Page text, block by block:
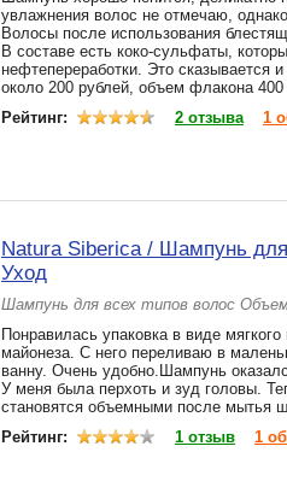
увлажнения волос не отмечаю,
Волосы после использования
В составе есть коко-сульфаты,
нефтепереработки. Это
около 200 рублей, объем флакона
Рейтинг:
2 отзыва 1
Natura Siberica / Шампунь
Уход
Шампунь для всех типов волос
Понравилась упаковка в виде
майонеза. С него переливаю в
ванну. Очень удобно.Шампунь
У меня была перхоть и зуд головы.
становятся объемными после мытья
Рейтинг:
1 отзыв 1